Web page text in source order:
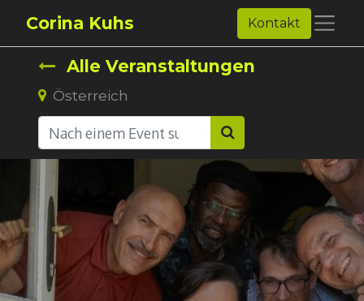
Corina Kuhs Kontakt
Alle Veranstaltungen
Österreich